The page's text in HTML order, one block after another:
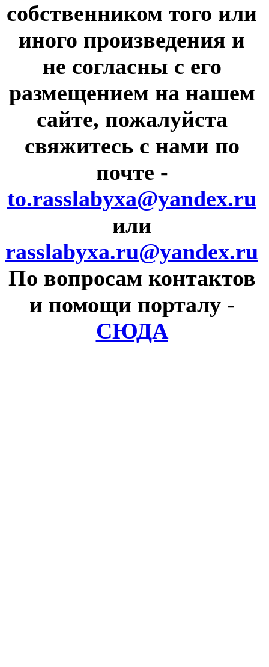
собственником того или
иного произведения и
не согласны с его
размещением на нашем
сайте, пожалуйста
свяжитесь с нами по
почте -
to.rasslabyxa@yandex.ru
или
rasslabyxa.ru@yandex.ru
По вопросам контактов
и помощи порталу -
СЮДА